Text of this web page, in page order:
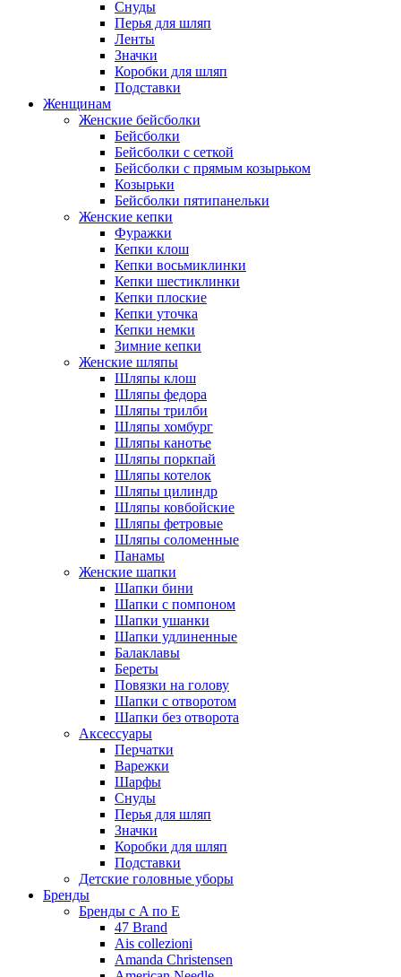
Снуды
Перья для шляп
Ленты
Значки
Коробки для шляп
Подставки
Женщинам
Женские бейсболки
Бейсболки
Бейсболки с сеткой
Бейсболки с прямым козырьком
Козырьки
Бейсболки пятипанельки
Женские кепки
Фуражки
Кепки клош
Кепки восьмиклинки
Кепки шестиклинки
Кепки плоские
Кепки уточка
Кепки немки
Зимние кепки
Женские шляпы
Шляпы клош
Шляпы федора
Шляпы трилби
Шляпы хомбург
Шляпы канотье
Шляпы поркпай
Шляпы котелок
Шляпы цилиндр
Шляпы ковбойские
Шляпы фетровые
Шляпы соломенные
Панамы
Женские шапки
Шапки бини
Шапки с помпоном
Шапки ушанки
Шапки удлиненные
Балаклавы
Береты
Повязки на голову
Шапки с отворотом
Шапки без отворота
Аксессуары
Перчатки
Варежки
Шарфы
Снуды
Перья для шляп
Значки
Коробки для шляп
Подставки
Детские головные уборы
Бренды
Бренды с A по E
47 Brand
Ais collezioni
Amanda Christensen